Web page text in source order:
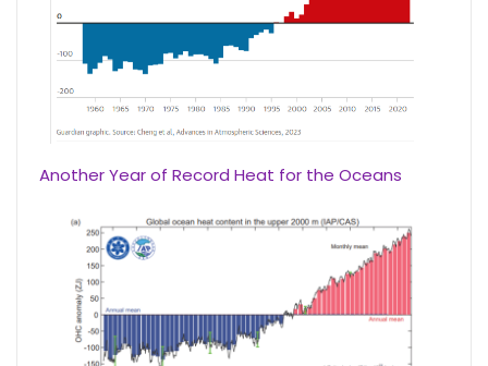
Another Year of Record Heat for the Oceans